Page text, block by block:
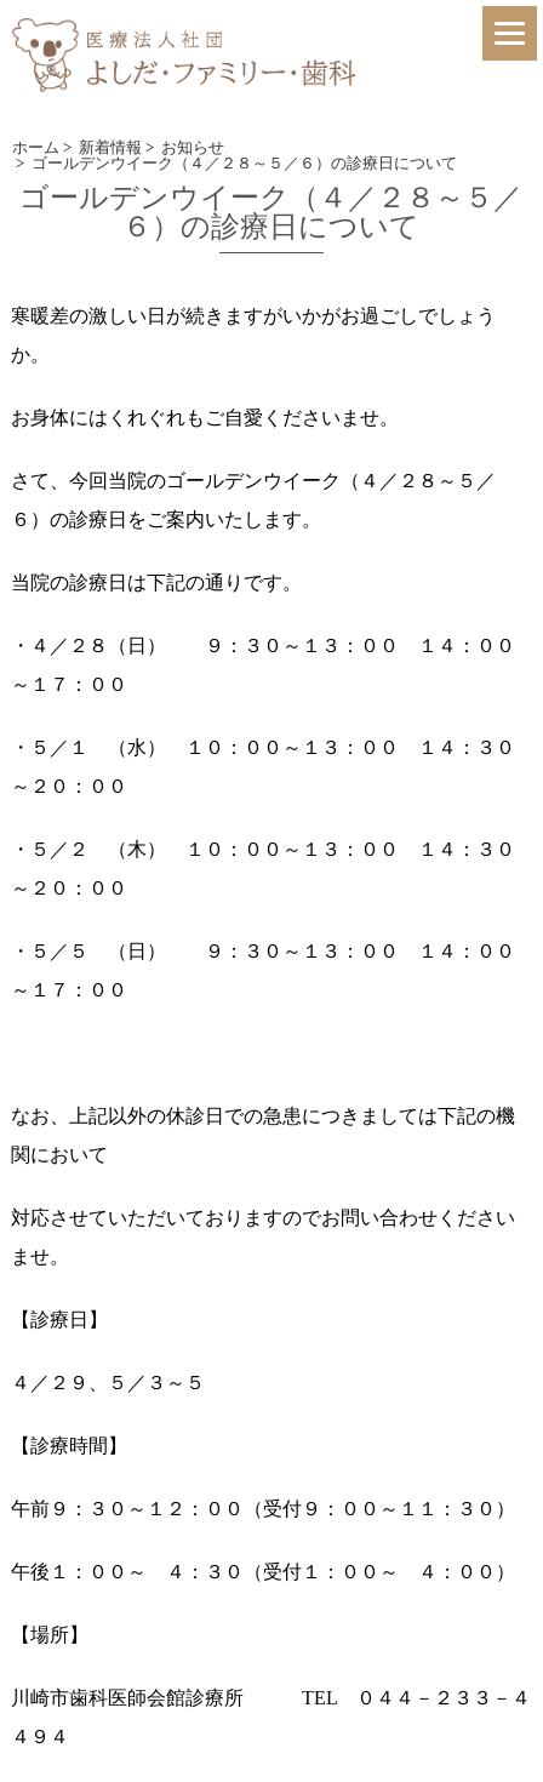
ホーム > 新着情報 > お知らせ
> ゴールデンウイーク（４／２８～５／６）の診療日について
ゴールデンウイーク（４／２８～５／
６）の診療日について
寒暖差の激しい日が続きますがいかがお過ごしでしょう
か。
お身体にはくれぐれもご自愛くださいませ。
さて、今回当院のゴールデンウイーク（４／２８～５／
６）の診療日をご案内いたします。
当院の診療日は下記の通りです。
・４／２８（日） ９：３０～１３：００ １４：００
～１７：００
・５／１ （水） １０：００～１３：００ １４：３０
～２０：００
・５／２ （木） １０：００～１３：００ １４：３０
～２０：００
・５／５ （日） ９：３０～１３：００ １４：００
～１７：００
なお、上記以外の休診日での急患につきましては下記の機
関において
対応させていただいておりますのでお問い合わせください
ませ。
【診療日】
４／２９、５／３～５
【診療時間】
午前９：３０～１２：００（受付９：００～１１：３０）
午後１：００～ ４：３０（受付１：００～ ４：００）
【場所】
川崎市歯科医師会館診療所 TEL ０４４－２３３－４
４９４